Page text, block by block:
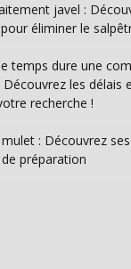
javel :
éliminer le
temps dure une
les délais
recherche !
: Découvrez
préparation